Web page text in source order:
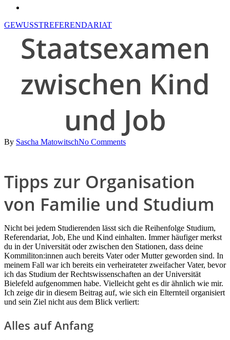
GEWUSSTREFERENDARIAT
Staatsexamen
zwischen Kind
und Job
By Sascha MatowitschNo Comments
Tipps zur Organisation
von Familie und Studium
Nicht bei jedem Studierenden lässt sich die Reihenfolge Studium,
Referendariat, Job, Ehe und Kind einhalten. Immer häufiger merkst
du in der Universität oder zwischen den Stationen, dass deine
Kommiliton:innen auch bereits Vater oder Mutter geworden sind. In
meinem Fall war ich bereits ein verheirateter zweifacher Vater, bevor
ich das Studium der Rechtswissenschaften an der Universität
Bielefeld aufgenommen habe. Vielleicht geht es dir ähnlich wie mir.
Ich zeige dir in diesem Beitrag auf, wie sich ein Elternteil organisiert
und sein Ziel nicht aus dem Blick verliert:
Alles auf Anfang